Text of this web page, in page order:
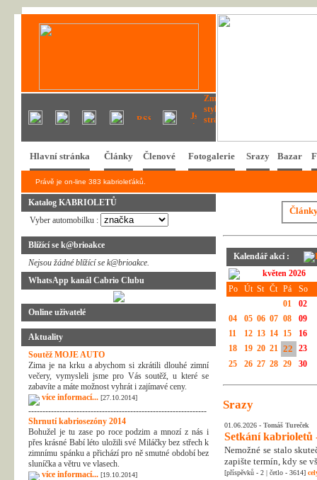
Hlavní stránka Články Členové Fotogalerie Srazy Bazar
Právě je on-line 383 kabrioleťáků.
Katalog KABRIOLETŮ
Vyber automobilku :
Blížící se k@brioakce
Nejsou žádné blížící se k@brioakce.
WhatsApp kanál Cabrio Clubu
Online uživatelé
Aktuality
Soutěž MOJE AUTO
Zima je na krku a abychom si zkrátili dlouhé zimní
večery, vymysleli jsme pro Vás soutěž, u které se
zabavíte a máte možnost vyhrát i zajímavé ceny.
více informací... [27.10.2014]
---------------------------------------------------------------
Shrnutí kabriosezóny 2014
Bohužel je tu zase po roce podzim a mnozí z nás i
přes krásné Babí léto uložili své Miláčky bez střech k
zimnímu spánku a přichází pro ně smutné období bez
sluníčka a větru ve vlasech.
více informací... [19.10.2014]
Kalendář akcí :
květen 2026
Po
Út St Čt Pá
So
01
02
04
05 06 07 08
09
11
12 13 14 15
16
18
19 20 21 22
23
25
26 27 28 29 30
Srazy
01.06.2026 - Tomáš Tureček
Setkání kabrioletů
Nemožné se stalo
zapište termín, kdy se
[příspěvků - 2 | četlo - 3614]